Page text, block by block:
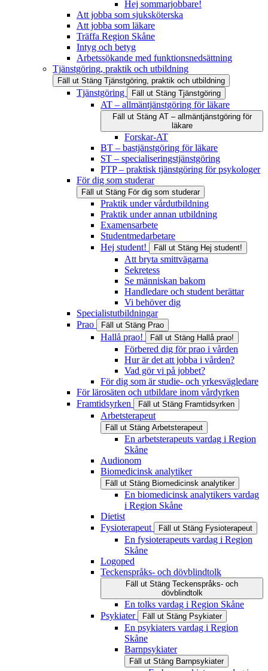
Hej sommarjobbare!
Att jobba som sjuksköterska
Att jobba som läkare
Träffa Region Skåne
Intyg och betyg
Arbetssökande med funktionsnedsättning
Tjänstgöring, praktik och utbildning
Fäll ut Stäng Tjänstgöring, praktik och utbildning
Tjänstgöring Fäll ut Stäng Tjänstgöring
AT – allmäntjänstgöring för läkare
Fäll ut Stäng AT – allmäntjänstgöring för
läkare
Forskar-AT
BT – bastjänstgöring för läkare
ST – specialiseringstjänstgöring
PTP – praktisk tjänstgöring för psykologer
För dig som studerar
Fäll ut Stäng För dig som studerar
Praktik under vårdutbildning
Praktik under annan utbildning
Examensarbete
Studentmedarbetare
Hej student!
Fäll ut Stäng Hej student!
Att bryta smittvägarna
Sekretess
Se människan bakom
Handledare och student berättar
Vi behöver dig
Specialistutbildningar
Prao
Fäll ut Stäng Prao
Hallå prao! Fäll ut Stäng Hallå prao!
Förbered dig för prao i vården
Hur är det att jobba i vården?
Vad gör vi på jobbet?
För dig som är studie- och yrkesvägledare
För lärosäten och utbildare inom vårdyrken
Framtidsyrken
Fäll ut Stäng Framtidsyrken
Arbetsterapeut
Fäll ut Stäng Arbetsterapeut
En arbetsterapeuts vardag i Region
Skåne
Audionom
Biomedicinsk analytiker
Fäll ut Stäng Biomedicinsk analytiker
En biomedicinsk analytikers vardag
i Region Skåne
Dietist
Fysioterapeut
Fäll ut Stäng Fysioterapeut
En fysioterapeuts vardag i Region
Skåne
Logoped
Teckenspråks- och dövblindtolk
Fäll ut Stäng Teckenspråks- och
dövblindtolk
En tolks vardag i Region Skåne
Psykiater
Fäll ut Stäng Psykiater
En psykiaters vardag i Region
Skåne
Barnpsykiater
Fäll ut Stäng Barnpsykiater